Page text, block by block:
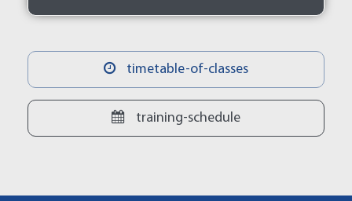
timetable-of-classes
training-schedule